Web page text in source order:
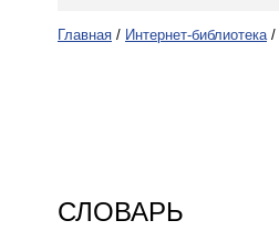
Главная / Интернет-библиотека /
СЛОВАРЬ